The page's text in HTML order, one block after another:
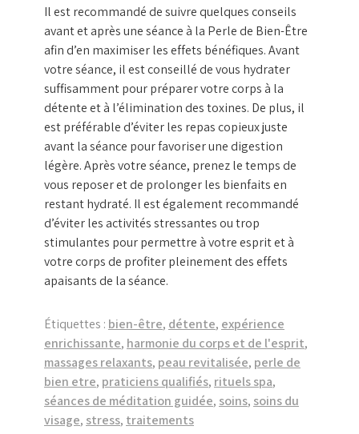
Il est recommandé de suivre quelques conseils
avant et après une séance à la Perle de Bien-Être
afin d’en maximiser les effets bénéfiques. Avant
votre séance, il est conseillé de vous hydrater
suffisamment pour préparer votre corps à la
détente et à l’élimination des toxines. De plus, il
est préférable d’éviter les repas copieux juste
avant la séance pour favoriser une digestion
légère. Après votre séance, prenez le temps de
vous reposer et de prolonger les bienfaits en
restant hydraté. Il est également recommandé
d’éviter les activités stressantes ou trop
stimulantes pour permettre à votre esprit et à
votre corps de profiter pleinement des effets
apaisants de la séance.
Étiquettes : bien-être, détente, expérience
enrichissante, harmonie du corps et de l'esprit,
massages relaxants, peau revitalisée, perle de
bien etre, praticiens qualifiés, rituels spa,
séances de méditation guidée, soins, soins du
visage, stress, traitements